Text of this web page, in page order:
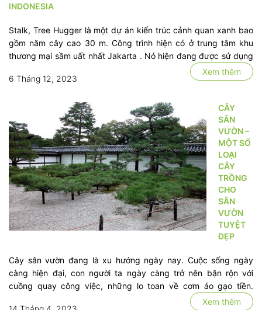
cây cảnh
độc đáo
nổi bật.
1. Cây
phong
(Acer
sưu tầm
Cây
phong
Amur là
một
trong
những
loài …
INDONESIA
Stalk, Tree Hugger là một dự án kiến trúc cảnh quan xanh bao
gồm năm cây cao 30 m. Công trình hiện có ở trung tâm khu
thương mại sầm uất nhất Jakarta . Nó hiện đang được sử dụng
nhằm phục vụ nhiều chức năng cho hoạt động thương mại.Kiến
trúc …
6 Tháng 12, 2023
Xem thêm
CÂY
SÂN
VƯỜN –
MỘT SỐ
LOẠI
CÂY
TRỒNG
CHO
SÂN
VƯỜN
TUYỆT
ĐẸP
Cây sân vườn đang là xu hướng ngày nay. Cuộc sống ngày
càng hiện đại, con người ta ngày càng trở nên bận rộn với
cuồng quay công việc, những lo toan về cơm áo gạo tiền.
Nhiều lúc, chỉ muốn có một vài cây sân vườn trong nhà để
Xem thêm